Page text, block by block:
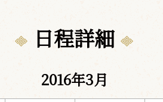
日程詳細
2016年3月